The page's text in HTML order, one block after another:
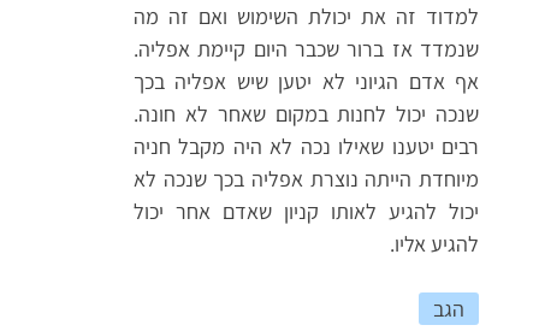
למדוד זה את יכולת השימוש ואם זה מה
שנמדד אז ברור שכבר היום קיימת אפליה.
אף אדם הגיוני לא יטען שיש אפליה בכך
שנכה יכול לחנות במקום שאחר לא חונה.
רבים יטענו שאילו נכה לא היה מקבל חניה
מיוחדת הייתה נוצרת אפליה בכך שנכה לא
יכול להגיע לאותו קניון שאדם אחר יכול
להגיע אליו.